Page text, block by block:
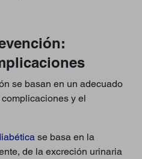
se basan en un adecuado
y el
se basa en la
de la excreción urinaria